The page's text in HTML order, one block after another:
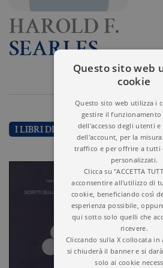
HAROLD F.
SEARLES
I LIBRI DI HAROLD F. SEARLES
Questo sito web
cookie
Questo sito web utilizza i
gestire il funzionamento
dell'accesso degli utenti e
dell'account, per la
traffico e per offrire a tutti
personalizzati.
Clicca su "ACCETTA
acconsentire all'utilizzo di
cookie, beneficiando così
esperienza possibile,
qui sotto solo quelli che
ricevere.
Cliccando sulla X collocata in
si chiuderà il banner e si
solo ai cookie